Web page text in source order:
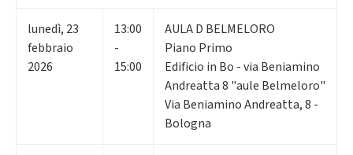
lunedì, 23
febbraio
2026
13:00
-
15:00
AULA D BELMELORO
Piano Primo
Edificio in Bo - via Beniamino
Andreatta 8 "aule Belmeloro"
Via Beniamino Andreatta, 8 -
Bologna